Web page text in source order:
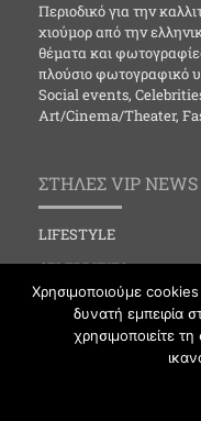
Περιοδικό για την
χιούμορ από την
θέματα και
πλούσιο φωτογραφικό
Social events,
Art/Cinema/Theater,
ΣΤΗΛΕΣ VIP NEWS
LIFESTYLE
CELEBRITIES
MEDIA
SOCIAL EVENTS
Χρησιμοποιούμε
δυνατή εμπειρία
χρησιμοποιείτε